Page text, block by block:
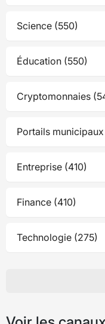
Science (550)
Éducation (550)
Cryptomonnaies
Portails
Entreprise (410)
Finance (410)
Technologie (275)